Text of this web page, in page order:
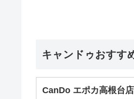
キャンドゥおすす
CanDo エポカ高根台店